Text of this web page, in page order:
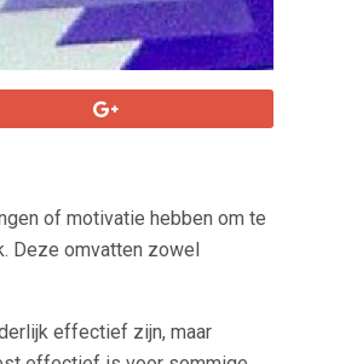
of motivatie hebben om te
Deze omvatten zowel
effectief zijn, maar